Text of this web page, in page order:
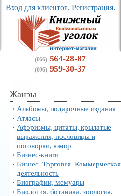
Вход для клиентов. Регистрация.
(066) 564-28-87
(096) 959-30-37
Жанры
Альбомы, подарочные издания
Атласы
Афоризмы, цитаты, крылатые
выражения, пословицы и
поговорки, юмор
Бизнес-книги
Бизнес. Торговля. Коммерческая
деятельность
Биографии, мемуары
Биология. ботаника. зоология.